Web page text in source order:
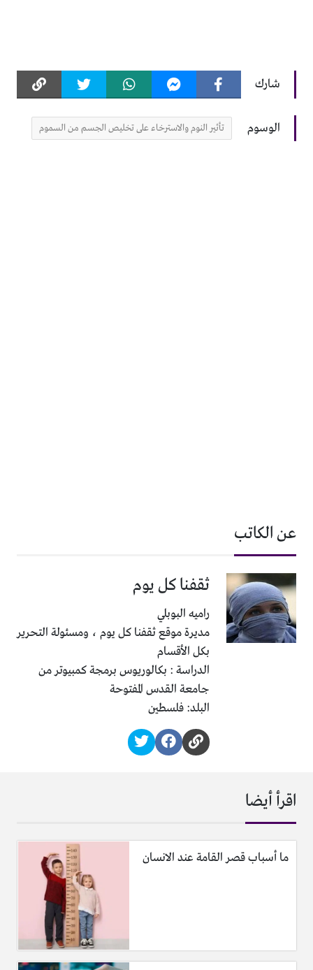
شارك
الوسوم تأثير النوم والاسترخاء على تخليص الجسم من السموم
عن الكاتب
ثقفنا كل يوم
راميه البوبلي
مديرة موقع ثقفنا كل يوم ، ومسئولة التحرير
بكل الأقسام
الدراسة : بكالوريوس برمجة كمبيوتر من
جامعة القدس المفتوحة
البلد: فلسطين
اقرأ أيضا
ما أسباب قصر القامة عند الانسان